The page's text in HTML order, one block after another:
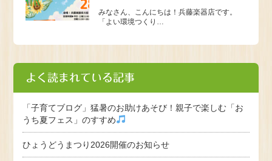
みなさん、こんにちは！兵藤楽器店です。
「よい環境つくり…
よく読まれている記事
「子育てブログ」猛暑のお助けあそび！親子で楽しむ「お
うち夏フェス」のすすめ
ひょうどうまつり2026開催のお知らせ